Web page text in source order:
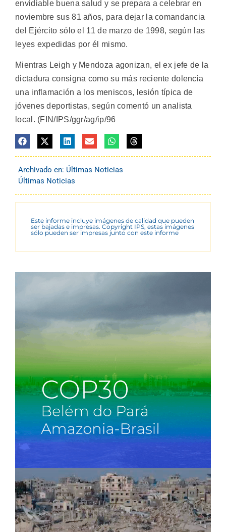
envidiable buena salud y se prepara a celebrar en
noviembre sus 81 años, para dejar la comandancia
del Ejército sólo el 11 de marzo de 1998, según las
leyes expedidas por él mismo.
Mientras Leigh y Mendoza agonizan, el ex jefe de la
dictadura consigna como su más reciente dolencia
una inflamación a los meniscos, lesión típica de
jóvenes deportistas, según comentó un analista
local. (FIN/IPS/ggr/ag/ip/96
Archivado en: Últimas Noticias
Últimas Noticias
Este informe incluye imágenes de calidad que pueden
ser bajadas e impresas. Copyright IPS, estas imágenes
sólo pueden ser impresas junto con este informe